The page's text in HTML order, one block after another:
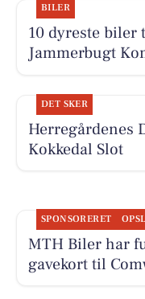
BILER
10 dyreste
Jammerbugt
DET SKER
Herregårdenes
Kokkedal Slot
SPONSORERET
MTH Biler har
gavekort til